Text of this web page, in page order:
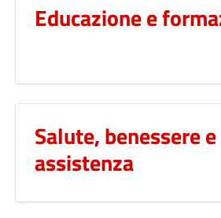
Educazione e
Salute, benessere e
assistenza